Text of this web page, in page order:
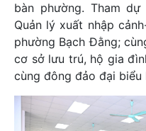
bàn phường. Tham
Quản lý xuất nhập
phường Bạch Đằng;
cơ sở lưu trú, hộ gia
cùng đông đảo đại biểu